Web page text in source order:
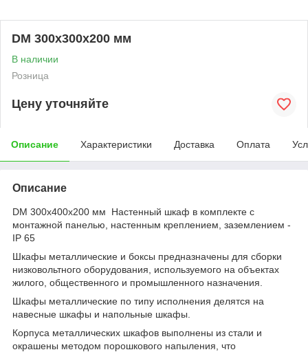
DM 300х300х200 мм
В наличии
Розница
Цену уточняйте
Описание Характеристики Доставка Оплата
Описание
DM 300х400х200 мм Настенный шкаф в комплекте с
монтажной панелью, настенным креплением, заземлением -
IP 65
Шкафы металлические и боксы предназначены для сборки
низковольтного оборудования, используемого на объектах
жилого, общественного и промышленного назначения.
Шкафы металлические по типу исполнения делятся на
навесные шкафы и напольные шкафы.
Корпуса металлических шкафов выполнены из стали и
окрашены методом порошкового напыления, что